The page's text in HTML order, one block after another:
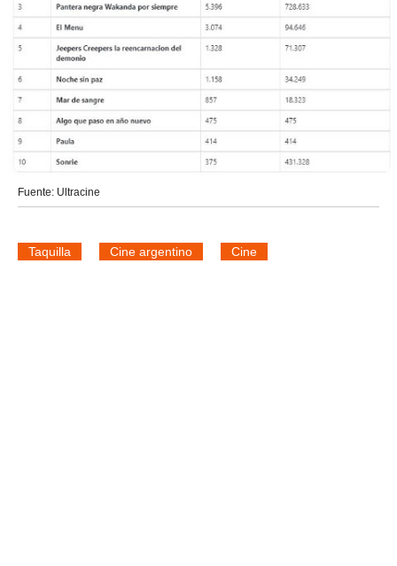
Fuente: Ultracine
Taquilla Cine argentino Cine